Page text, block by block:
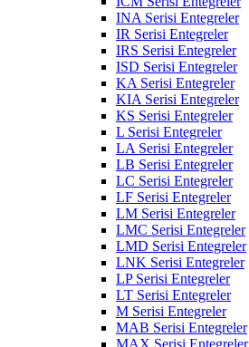
INA Serisi Entegreler
IR Serisi Entegreler
IRS Serisi Entegreler
ISD Serisi Entegreler
KA Serisi Entegreler
KIA Serisi Entegreler
KS Serisi Entegreler
L Serisi Entegreler
LA Serisi Entegreler
LB Serisi Entegreler
LC Serisi Entegreler
LF Serisi Entegreler
LM Serisi Entegreler
LMC Serisi Entegreler
LMD Serisi Entegreler
LNK Serisi Entegreler
LP Serisi Entegreler
LT Serisi Entegreler
M Serisi Entegreler
MAB Serisi Entegreler
MAX Serisi Entegreler